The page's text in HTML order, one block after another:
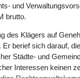
und
brutto.
des Klägers auf
berief sich darauf,
Städte- und
Interessen keinen